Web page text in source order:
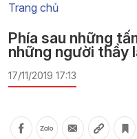
Trang chủ
Phía sau những
những người thầy
17/11/2019 17:13